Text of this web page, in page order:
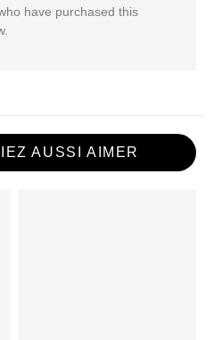
have purchased this
AUSSI AIMER